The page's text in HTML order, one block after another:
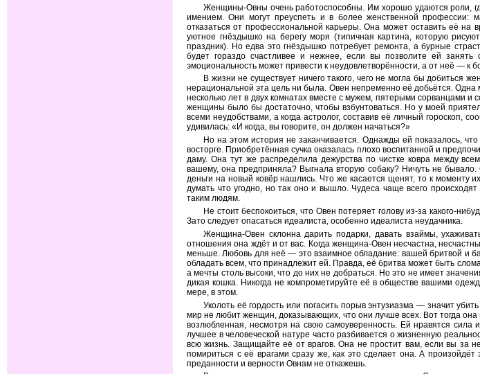
Женщины-Овны очень работоспособны. Им хорошо удаются роли,
имением. Они могут преуспеть и в более женственной профессии:
отказаться от профессиональной карьеры. Она может оставить её на
уютное гнёздышко на берегу моря (типичная картина, которую
праздник). Но едва это гнёздышко потребует ремонта, а бурные
будет гораздо счастливее и нежнее, если вы позволите ей
эмоциональность может привести к неудовлетворённости, а от неё — к
В жизни не существует ничего такого, чего не могла бы добиться
нерациональной эта цель ни была. Овен непременно её добьётся.
несколько лет в двух комнатах вместе с мужем, пятерыми сорванцами
женщины было бы достаточно, чтобы взбунтоваться. Но у моей
всеми неудобствами, а когда астролог, составив её личный гороскоп,
удивилась: «И когда, вы говорите, он должен начаться?»
Но на этом история не заканчивается. Однажды ей показалось,
восторге. Приобретённая сучка оказалась плохо воспитанной и
даму. Она тут же распределила дежурства по чистке ковра между
вашему, она предприняла? Выгнала вторую собаку? Ничуть не
деньги на новый ковёр нашлись. Что же касается щенят, то к моменту
думать что угодно, но так оно и вышло. Чудеса чаще всего
таким людям.
Не стоит беспокоиться, что Овен потеряет голову из-за какого-
Зато следует опасаться идеалиста, особенно идеалиста неудачника.
Женщина-Овен склонна дарить подарки, давать взаймы,
отношения она ждёт и от вас. Когда женщина-Овен несчастна,
меньше. Любовь для неё — это взаимное обладание: вашей бритвой и
обладать всем, что принадлежит ей. Правда, её бритва может быть
а мечты столь высоки, что до них не добраться. Но это не имеет
дикая кошка. Никогда не компрометируйте её в обществе вашими
мере, в этом.
Уколоть её гордость или погасить порыв энтузиазма — значит
мир не любит женщин, доказывающих, что они лучше всех. Вот тогда
возлюбленная, несмотря на свою самоуверенность. Ей нравятся
лучшее в человеческой натуре часто разбивается о жизненную
всю жизнь. Защищайте её от врагов. Она не простит вам, если вы за
помириться с её врагами сразу же, как это сделает она. А
преданности и верности Овнам не откажешь.